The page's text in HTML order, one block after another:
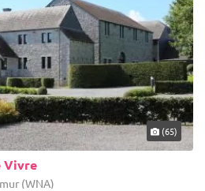
(65)
Vivre
(WNA)